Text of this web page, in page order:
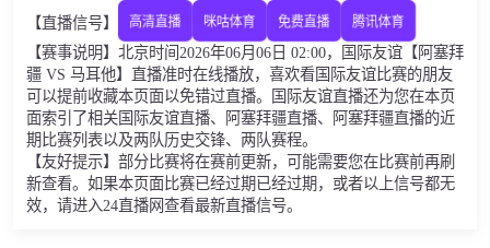
【直播信号】
高清直播 咪咕体育 免费直播 腾讯体育
【赛事说明】北京时间2026年06月06日 02:00，国际友谊【阿塞拜
疆 VS 马耳他】直播准时在线播放，喜欢看国际友谊比赛的朋友
可以提前收藏本页面以免错过直播。国际友谊直播还为您在本页
面索引了相关国际友谊直播、阿塞拜疆直播、阿塞拜疆直播的近
期比赛列表以及两队历史交锋、两队赛程。
【友好提示】部分比赛将在赛前更新，可能需要您在比赛前再刷
新查看。如果本页面比赛已经过期已经过期，或者以上信号都无
效，请进入24直播网查看最新直播信号。